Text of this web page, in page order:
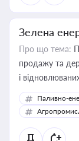
Зелена
Про що тема:
продажу та
і
Паливно-